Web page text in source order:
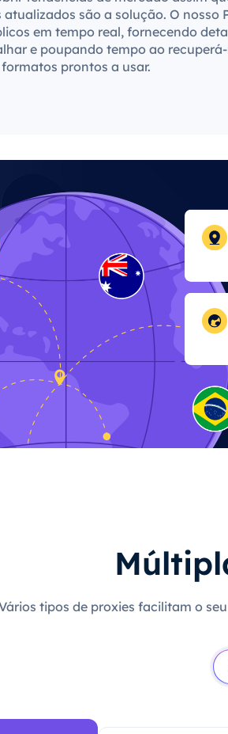
atualizados são a solução. O nosso
em tempo real, fornecendo
e poupando tempo ao
formatos prontos a usar.
tipos de proxies facilitam o